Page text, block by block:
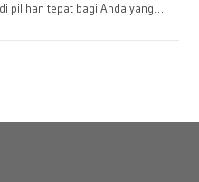
pilihan tepat bagi Anda yang…